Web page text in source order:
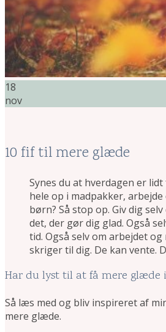
18
nov
10 fif til mere glæde
Synes du at hverdagen er
hele op i madpakker,
børn? Så stop op. Giv dig
det, der gør dig glad. Også
tid. Også selv om arbejdet
skriger til dig. De kan vente.
Har du lyst til at få mere glæde
Så læs med og bliv inspireret af
mere glæde.